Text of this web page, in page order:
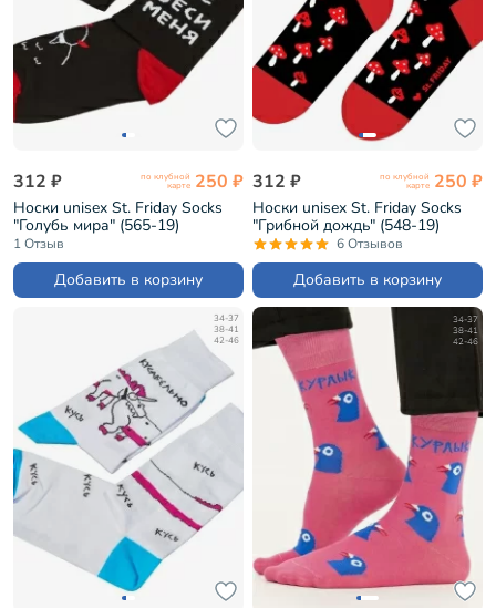
312 ₽ по клубной
карте 250 ₽
Носки unisex St. Friday Socks
"Голубь мира" (565-19)
1 Отзыв
Добавить в корзину
312 ₽ по клубной
карте 250 ₽
Носки unisex St. Friday Socks
"Грибной дождь" (548-19)
6 Отзывов
Добавить в корзину
34-37
38-41
42-46
34-37
38-41
42-46